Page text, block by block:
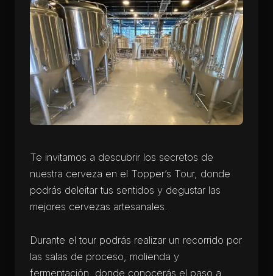
Te invitamos a descubrir los secretos de
nuestra cerveza en el Topper’s Tour, donde
podrás deleitar tus sentidos y degustar las
mejores cervezas artesanales.
Durante el tour podrás realizar un recorrido por
las salas de proceso, molienda y
fermentación, donde conocerás el paso a